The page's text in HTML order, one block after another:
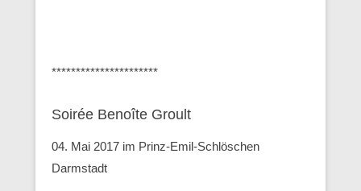
**********************
Soirée Benoîte Groult
04. Mai 2017 im Prinz-Emil-Schlöschen
Darmstadt